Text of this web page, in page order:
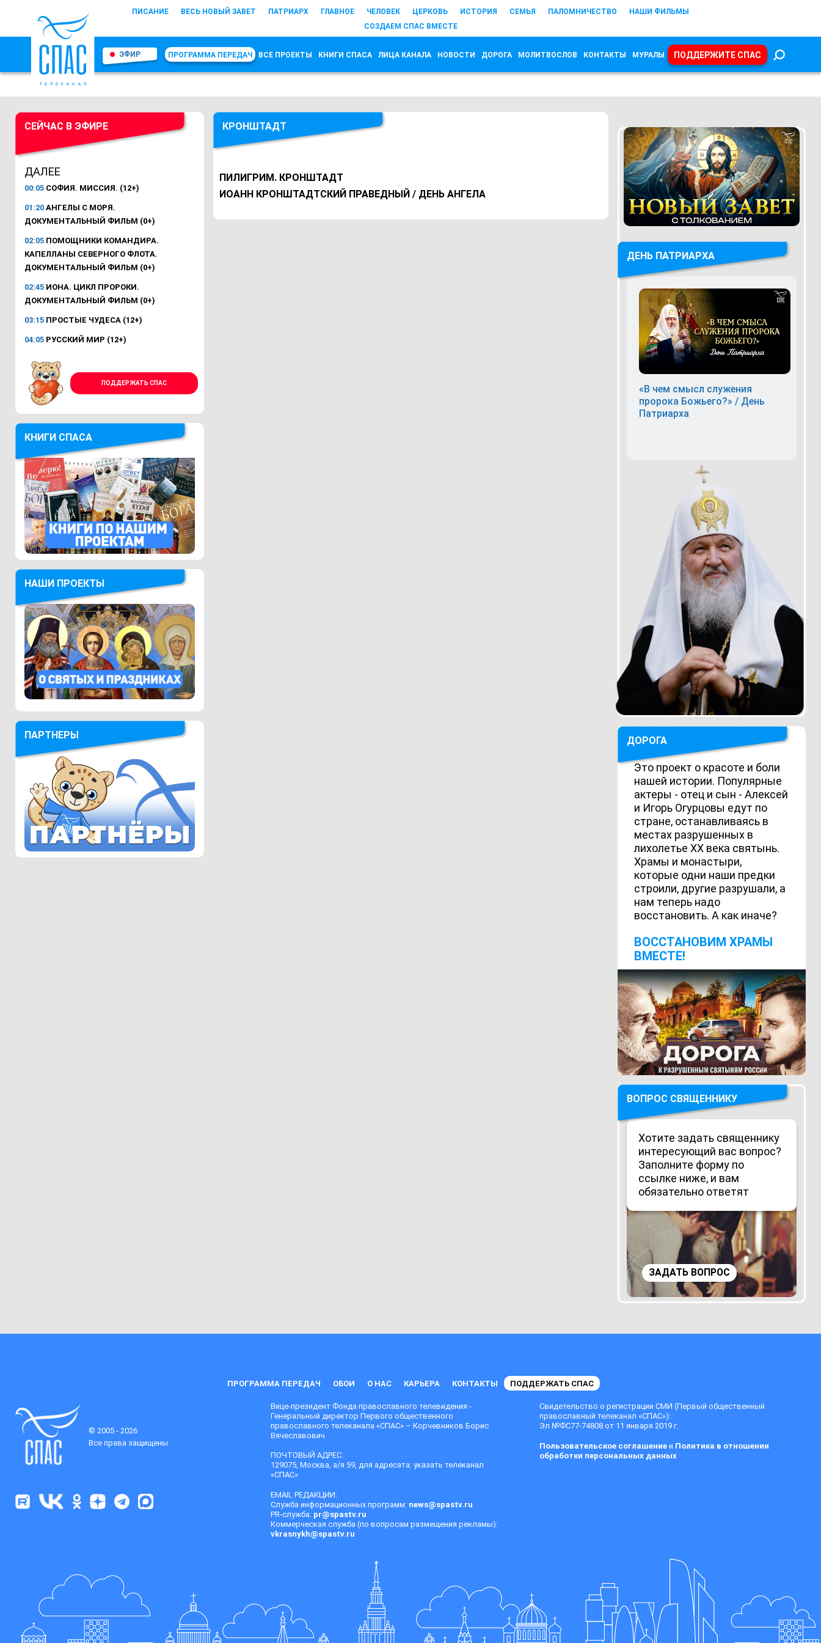
ПИСАНИЕ ВЕСЬ НОВЫЙ ЗАВЕТ ПАТРИАРХ ГЛАВНОЕ ЧЕЛОВЕК ЦЕРКОВЬ ИСТОРИЯ СЕМЬЯ ПАЛОМНИЧЕСТВО
НАШИ ФИЛЬМЫ
СОЗДАЕМ СПАС ВМЕСТЕ
ЭФИР ПРОГРАММА ПЕРЕДАЧ ВСЕ ПРОЕКТЫ КНИГИ СПАСА ЛИЦА КАНАЛА НОВОСТИ ДОРОГА МОЛИТВОСЛОВ КОНТАКТЫ МУРАЛЫ ПОДДЕРЖИТЕ СПАС
СЕЙЧАС В ЭФИРЕ
ДАЛЕЕ
00:05 СОФИЯ. МИССИЯ. (12+)
01:20 АНГЕЛЫ С МОРЯ.
ДОКУМЕНТАЛЬНЫЙ ФИЛЬМ (0+)
02:05 ПОМОЩНИКИ КОМАНДИРА.
КАПЕЛЛАНЫ СЕВЕРНОГО ФЛОТА.
ДОКУМЕНТАЛЬНЫЙ ФИЛЬМ (0+)
02:45 ИОНА. ЦИКЛ ПРОРОКИ.
ДОКУМЕНТАЛЬНЫЙ ФИЛЬМ (0+)
03:15 ПРОСТЫЕ ЧУДЕСА (12+)
04:05 РУССКИЙ МИР (12+)
ПОДДЕРЖАТЬ СПАС
КНИГИ СПАСА
НАШИ ПРОЕКТЫ
ПАРТНЕРЫ
КРОНШТАДТ
ПИЛИГРИМ. КРОНШТАДТ
ИОАНН КРОНШТАДТСКИЙ ПРАВЕДНЫЙ / ДЕНЬ АНГЕЛА
ДЕНЬ ПАТРИАРХА
«В чем смысл служения
пророка Божьего?» / День
Патриарха
ДОРОГА
Это проект о красоте и боли
нашей истории. Популярные
актеры - отец и сын - Алексей
и Игорь Огурцовы едут по
стране, останавливаясь в
местах разрушенных в
лихолетье ХХ века святынь.
Храмы и монастыри,
которые одни наши предки
строили, другие разрушали, а
нам теперь надо
восстановить. А как иначе?
ВОCСТАНОВИМ ХРАМЫ
ВМЕСТЕ!
ВОПРОС СВЯЩЕННИКУ
Хотите задать священнику
интересующий вас вопрос?
Заполните форму по
ссылке ниже, и вам
обязательно ответят
ЗАДАТЬ ВОПРОС
ПРОГРАММА ПЕРЕДАЧ ОБОИ О НАС КАРЬЕРА КОНТАКТЫ ПОДДЕРЖАТЬ СПАС
© 2005 - 2026
Все права защищены
Вице-президент Фонда православного телевидения -
Генеральный директор Первого общественного
православного телеканала «СПАС» – Корчевников Борис
Вячеславович
ПОЧТОВЫЙ АДРЕС:
129075, Москва, а/я 59, для адресата: указать телеканал
«СПАС»
EMAIL РЕДАКЦИИ:
Служба информационных программ: news@spastv.ru
PR-служба: pr@spastv.ru
Коммерческая служба (по вопросам размещения рекламы):
vkrasnykh@spastv.ru
Свидетельство о регистрации СМИ (Первый общественный
православный телеканал «СПАС»):
Эл №ФС77-74808 от 11 января 2019 г.
Пользовательское соглашениеи Политика в отношении
обработки персональных данных